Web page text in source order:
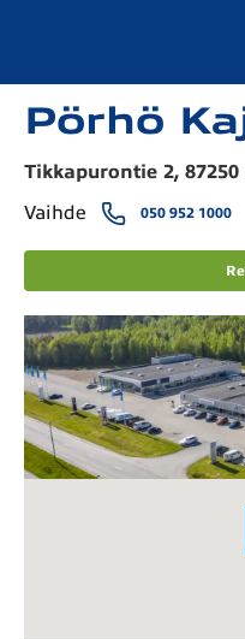
Pörhö
Tikkapurontie 2,
Vaihde
050 952 1000